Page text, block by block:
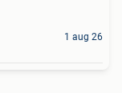
1 aug 26